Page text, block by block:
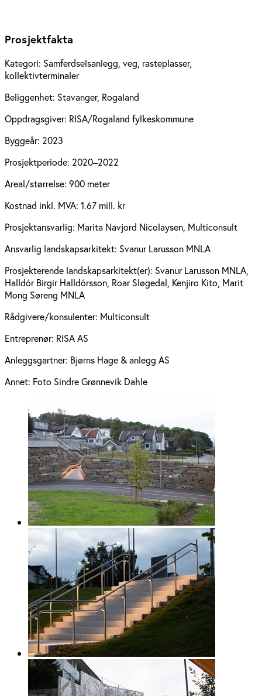
Prosjektfakta
Kategori: Samferdselsanlegg, veg, rasteplasser,
kollektivterminaler
Beliggenhet: Stavanger, Rogaland
Oppdragsgiver: RISA/Rogaland fylkeskommune
Byggeår: 2023
Prosjektperiode: 2020–2022
Areal/størrelse: 900 meter
Kostnad inkl. MVA: 1.67 mill. kr
Prosjektansvarlig: Marita Navjord Nicolaysen, Multiconsult
Ansvarlig landskapsarkitekt: Svanur Larusson MNLA
Prosjekterende landskapsarkitekt(er): Svanur Larusson MNLA,
Halldór Birgir Halldórsson, Roar Sløgedal, Kenjiro Kito, Marit
Mong Søreng MNLA
Rådgivere/konsulenter: Multiconsult
Entreprenør: RISA AS
Anleggsgartner: Bjørns Hage & anlegg AS
Annet: Foto Sindre Grønnevik Dahle